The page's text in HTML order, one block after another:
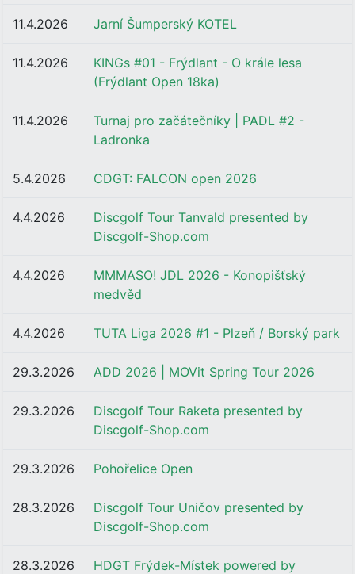
11.4.2026 Jarní Šumperský KOTEL
11.4.2026
KINGs #01 - Frýdlant - O krále lesa
(Frýdlant Open 18ka)
11.4.2026
Turnaj pro začátečníky | PADL #2 -
Ladronka
5.4.2026 CDGT: FALCON open 2026
4.4.2026
Discgolf Tour Tanvald presented by
Discgolf-Shop.com
4.4.2026
MMMASO! JDL 2026 - Konopišťský
medvěd
4.4.2026 TUTA Liga 2026 #1 - Plzeň / Borský park
29.3.2026 ADD 2026 | MOVit Spring Tour 2026
29.3.2026
Discgolf Tour Raketa presented by
Discgolf-Shop.com
29.3.2026 Pohořelice Open
28.3.2026
Discgolf Tour Uničov presented by
Discgolf-Shop.com
28.3.2026
HDGT Frýdek-Místek powered by